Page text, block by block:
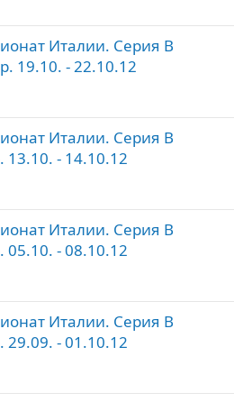
Италии. Серия В
19.10. - 22.10.12
Италии. Серия В
13.10. - 14.10.12
Италии. Серия В
05.10. - 08.10.12
Италии. Серия В
29.09. - 01.10.12